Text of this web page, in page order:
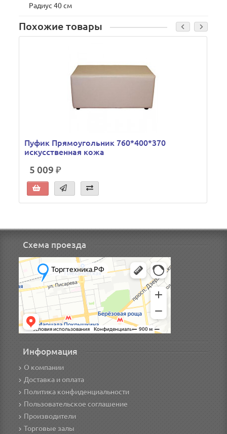
Радиус 40 см
Похожие товары
Пуфик Прямоугольник 760*400*370
искусственная кожа
5 009 ₽
Схема проезда
Информация
О компании
Доставка и оплата
Политика конфиденциальности
Пользовательское соглашение
Производители
Торговые залы